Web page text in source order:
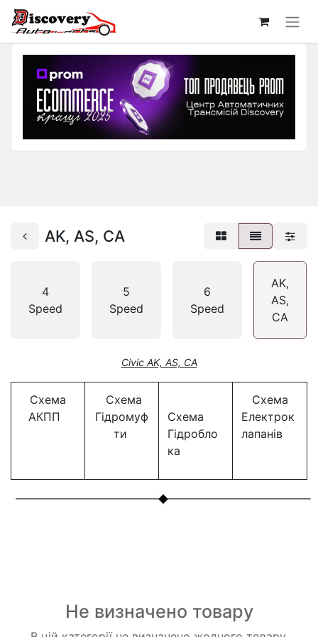
AK, AS, CA
4
Speed
5
Speed
6
Speed
AK,
AS,
CA
Civic AK, AS, CA
Схема
АКПП
Схема
Гідромуф
ти
Схема
Гідробло
ка
Схема
Електрок
лапанів
Не визначено товару